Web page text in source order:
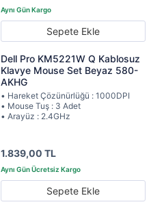
Sepete Ekle
Dell Pro KM5221W Q Kablosuz
Klavye Mouse Set Beyaz 580-
AKHG
• Hareket Çözünürlüğü : 1000DPI
• Mouse Tuş : 3 Adet
• Arayüz : 2.4GHz
1.839,00 TL
Sepete Ekle